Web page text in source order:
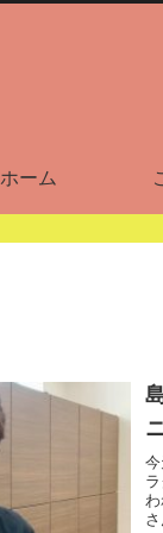
ホーム